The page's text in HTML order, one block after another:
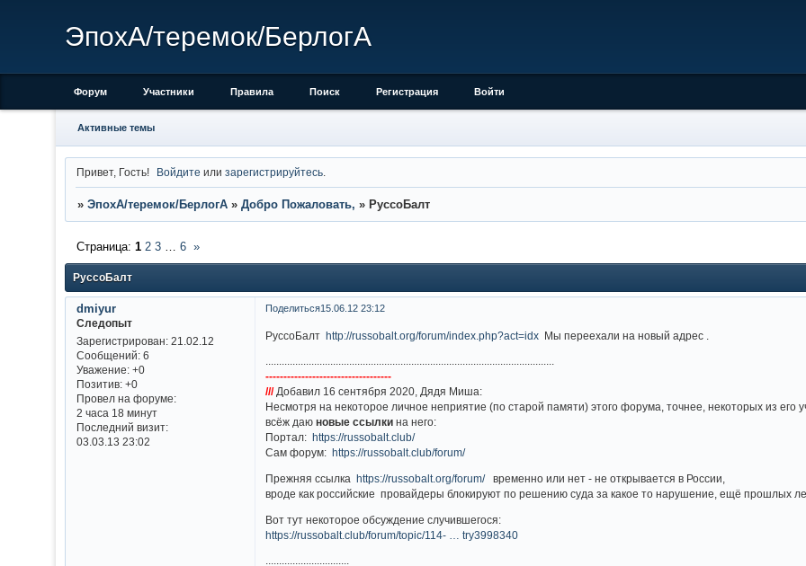
ЭпохА/теремок/БерлогА
Форум Участники Правила Поиск Регистрация Войти
Активные темы
Привет, Гость! Войдите илизарегистрируйтесь
» ЭпохА/теремок/БерлогА » Добро Пожаловать, » РуссоБалт
РуссоБалт
Страница: 1 2 3 … 6 »
Поделиться15.06.12 23:12
dmiyur
Следопыт
Зарегистрирован: 21.02.12
Сообщений:6
Уважение: +0
Позитив: +0
Провел на форуме:
2 часа 18 минут
Последний визит:
03.03.13 23:02
РуссоБалтhttp://russobalt.org/forum/index.php?act=idx Мы переехали на новый адрес .
-----------------------------------
///Добавил 16 сентября 2020, Дядя Миша:
Несмотря на некоторое личное неприятие (по старой памяти) этого форума, точнее, некоторых из его
всёж даюновые ссылки на него:
Портал:
https://russobalt.club/
Сам форум:
https://russobalt.club/forum/
Прежняя ссылка https://russobalt.org/forum/временно или нет - не открывается в России,
вроде как российские провайдеры блокируют по решению суда за какое то нарушение, ещё прошлых
Вот тут некоторое обсуждение случившегося:
https://russobalt.club/forum/topic/114- … try3998340